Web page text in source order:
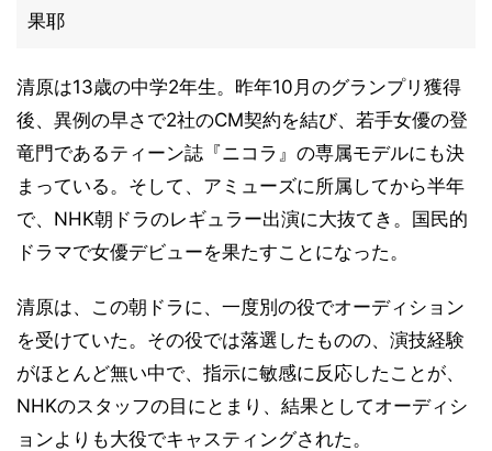
果耶
清原は13歳の中学2年生。昨年10月のグランプリ獲得
後、異例の早さで2社のCM契約を結び、若手女優の登
竜門であるティーン誌『ニコラ』の専属モデルにも決
まっている。そして、アミューズに所属してから半年
で、NHK朝ドラのレギュラー出演に大抜てき。国民的
ドラマで女優デビューを果たすことになった。
清原は、この朝ドラに、一度別の役でオーディション
を受けていた。その役では落選したものの、演技経験
がほとんど無い中で、指示に敏感に反応したことが、
NHKのスタッフの目にとまり、結果としてオーディシ
ョンよりも大役でキャスティングされた。